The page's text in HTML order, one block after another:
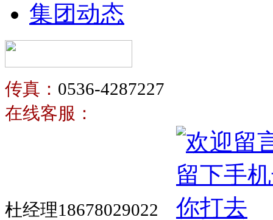
集团动态
传真： 0536-4287227
在线客服：
杜经理18678029022